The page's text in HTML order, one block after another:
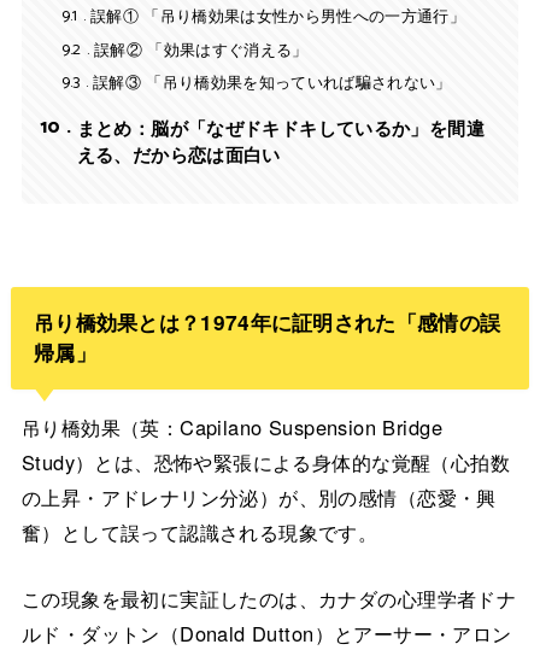
9.1
誤解① 「吊り橋効果は女性から男性への一方通行」
9.2 誤解② 「効果はすぐ消える」
9.3 誤解③ 「吊り橋効果を知っていれば騙されない」
10
まとめ：脳が「なぜドキドキしているか」を間違
える、だから恋は面白い
吊り橋効果とは？1974年に証明された「感情の誤
帰属」
吊り橋効果（英：Capilano Suspension Bridge
Study）とは、恐怖や緊張による身体的な覚醒（心拍数
の上昇・アドレナリン分泌）が、別の感情（恋愛・興
奮）として誤って認識される現象です。
この現象を最初に実証したのは、カナダの心理学者ドナ
ルド・ダットン（Donald Dutton）とアーサー・アロン